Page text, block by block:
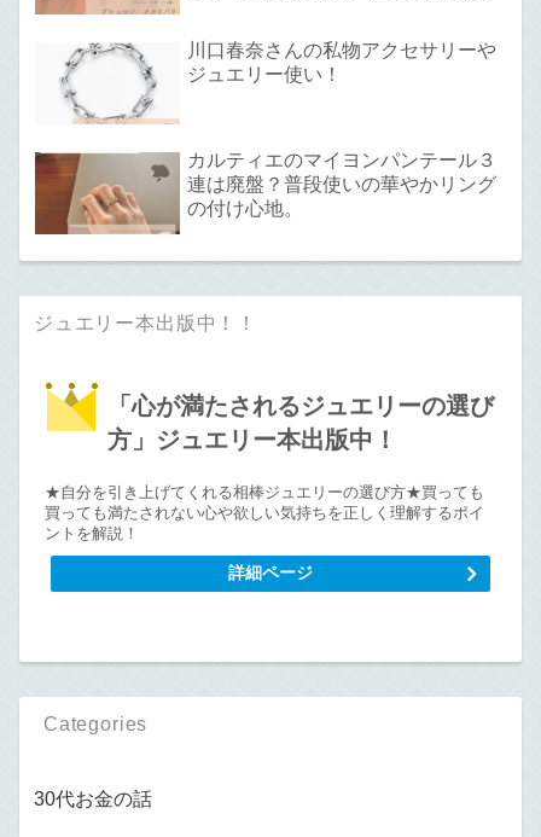
川口春奈さんの私物アクセサリーや
ジュエリー使い！
カルティエのマイヨンパンテール３
連は廃盤？普段使いの華やかリング
の付け心地。
ジュエリー本出版中！！
「心が満たされるジュエリーの選び
方」ジュエリー本出版中！
★自分を引き上げてくれる相棒ジュエリーの選び方★買っても
買っても満たされない心や欲しい気持ちを正しく理解するポイ
ントを解説！
詳細ページ
Categories
30代お金の話